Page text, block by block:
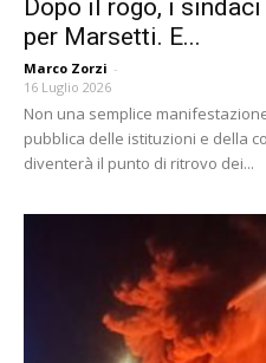
Dopo il rogo, i
per Marsetti. E...
Marco Zorzi -
16 Luglio 2026
Non una semplice
pubblica delle istituzioni e della
diventerà il punto di ritrovo dei...